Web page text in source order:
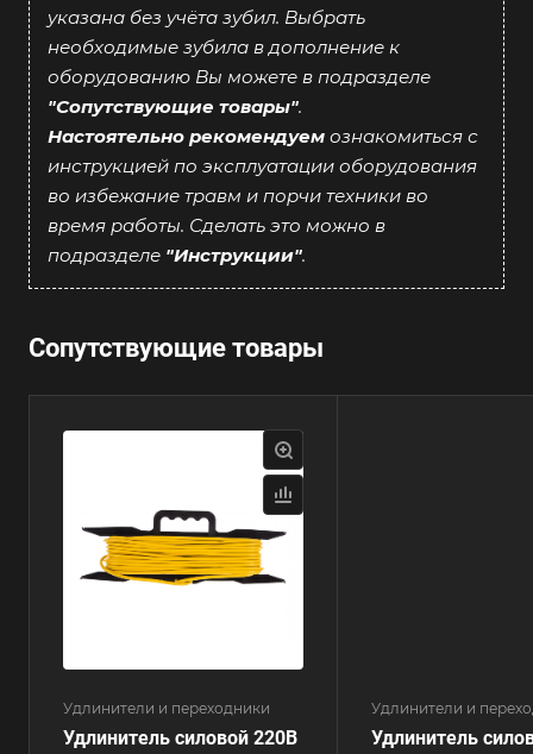
указана без учёта зубил. Выбрать
необходимые зубила в дополнение к
оборудованию Вы можете в подразделе
"Сопутствующие товары".
Настоятельно рекомендуем ознакомиться с
инструкцией по эксплуатации оборудования
во избежание травм и порчи техники во
время работы. Сделать это можно в
подразделе "Инструкции".
Сопутствующие товары
Удлинители и переходники
Удлинитель силовой 220В
Удлинители и
Удлинитель